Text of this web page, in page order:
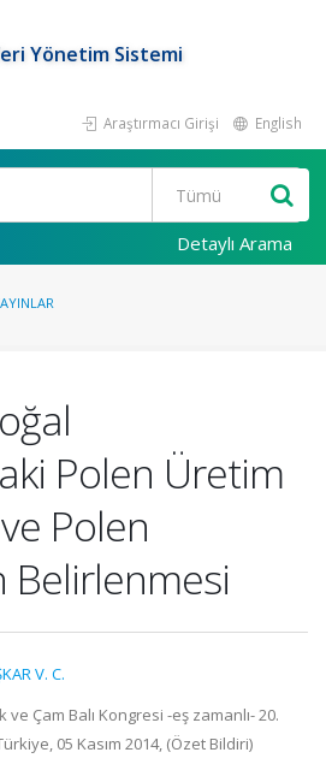
Yönetim Sistemi
Araştırmacı Girişi English
Detaylı Arama
Polen Üretim
Polen
Belirlenmesi
V. C.
ve Çam Balı Kongresi -eş zamanlı- 20.
05 Kasım 2014, (Özet Bildiri)